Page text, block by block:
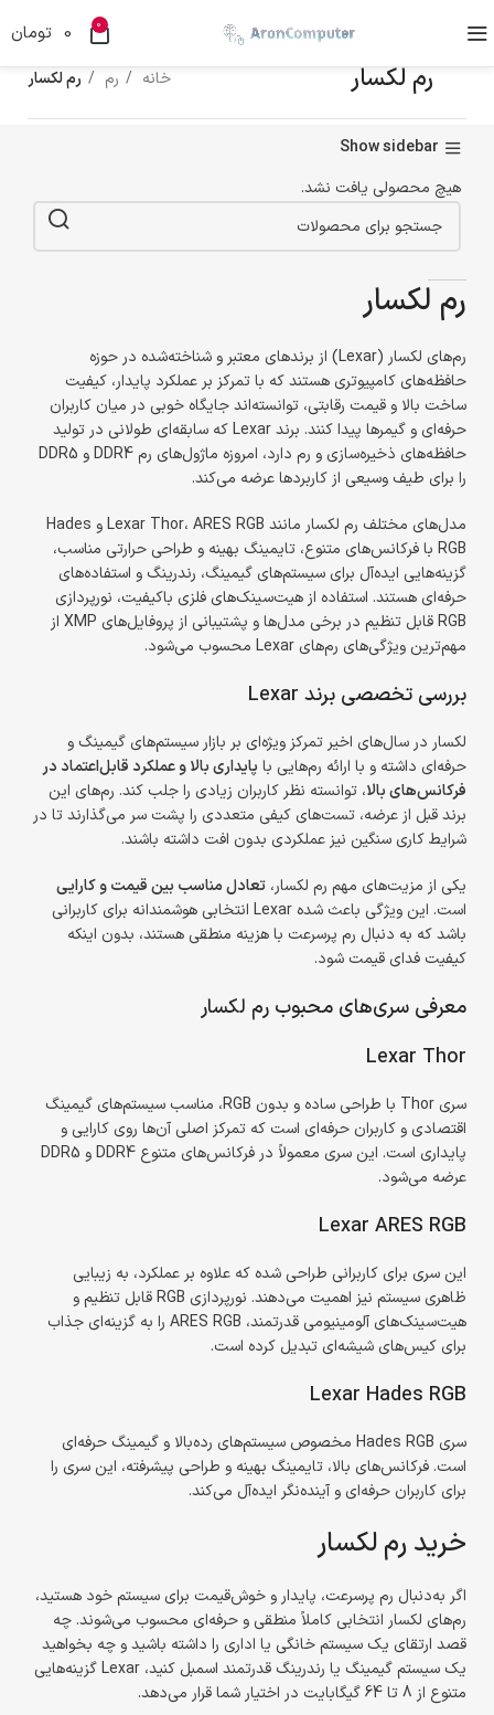
0
0 تومان
رم لکسار خانه رم رم لکسار
Show sidebar
هیچ محصولی یافت نشد.
رم لکسار
رم‌های لکسار (Lexar) از برندهای معتبر و شناخته‌شده در حوزه
حافظه‌های کامپیوتری هستند که با تمرکز بر عملکرد پایدار، کیفیت
ساخت بالا و قیمت رقابتی، توانسته‌اند جایگاه خوبی در میان کاربران
حرفه‌ای و گیمرها پیدا کنند. برند Lexar که سابقه‌ای طولانی در تولید
حافظه‌های ذخیره‌سازی و رم دارد، امروزه ماژول‌های رم DDR4 و DDR5
را برای طیف وسیعی از کاربردها عرضه می‌کند.
مدل‌های مختلف رم لکسار مانند Lexar Thor، ARES RGB و Hades
RGB با فرکانس‌های متنوع، تایمینگ بهینه و طراحی حرارتی مناسب،
گزینه‌هایی ایده‌آل برای سیستم‌های گیمینگ، رندرینگ و استفاده‌های
حرفه‌ای هستند. استفاده از هیت‌سینک‌های فلزی باکیفیت، نورپردازی
RGB قابل تنظیم در برخی مدل‌ها و پشتیبانی از پروفایل‌های XMP از
مهم‌ترین ویژگی‌های رم‌های Lexar محسوب می‌شود.
بررسی تخصصی برند Lexar
لکسار در سال‌های اخیر تمرکز ویژه‌ای بر بازار سیستم‌های گیمینگ و
حرفه‌ای داشته و با ارائه رم‌هایی با پایداری بالا و عملکرد قابل‌اعتماد در
فرکانس‌های بالا، توانسته نظر کاربران زیادی را جلب کند. رم‌های این
برند قبل از عرضه، تست‌های کیفی متعددی را پشت سر می‌گذارند تا در
شرایط کاری سنگین نیز عملکردی بدون افت داشته باشند.
یکی از مزیت‌های مهم رم لکسار، تعادل مناسب بین قیمت و کارایی
است. این ویژگی باعث شده Lexar انتخابی هوشمندانه برای کاربرانی
باشد که به دنبال رم پرسرعت با هزینه منطقی هستند، بدون اینکه
کیفیت فدای قیمت شود.
معرفی سری‌های محبوب رم لکسار
Lexar Thor
سری Thor با طراحی ساده و بدون RGB، مناسب سیستم‌های گیمینگ
اقتصادی و کاربران حرفه‌ای است که تمرکز اصلی آن‌ها روی کارایی و
پایداری است. این سری معمولاً در فرکانس‌های متنوع DDR4 و DDR5
عرضه می‌شود.
Lexar ARES RGB
این سری برای کاربرانی طراحی شده که علاوه بر عملکرد، به زیبایی
ظاهری سیستم نیز اهمیت می‌دهند. نورپردازی RGB قابل تنظیم و
هیت‌سینک‌های آلومینیومی قدرتمند، ARES RGB را به گزینه‌ای جذاب
برای کیس‌های شیشه‌ای تبدیل کرده است.
Lexar Hades RGB
سری Hades RGB مخصوص سیستم‌های رده‌بالا و گیمینگ حرفه‌ای
است. فرکانس‌های بالا، تایمینگ بهینه و طراحی پیشرفته، این سری را
برای کاربران حرفه‌ای و آینده‌نگر ایده‌آل می‌کند.
خرید رم لکسار
اگر به‌دنبال رم پرسرعت، پایدار و خوش‌قیمت برای سیستم خود هستید،
رم‌های لکسار انتخابی کاملاً منطقی و حرفه‌ای محسوب می‌شوند. چه
قصد ارتقای یک سیستم خانگی یا اداری را داشته باشید و چه بخواهید
یک سیستم گیمینگ یا رندرینگ قدرتمند اسمبل کنید، Lexar گزینه‌هایی
متنوع از 8 تا 64 گیگابایت در اختیار شما قرار می‌دهد.